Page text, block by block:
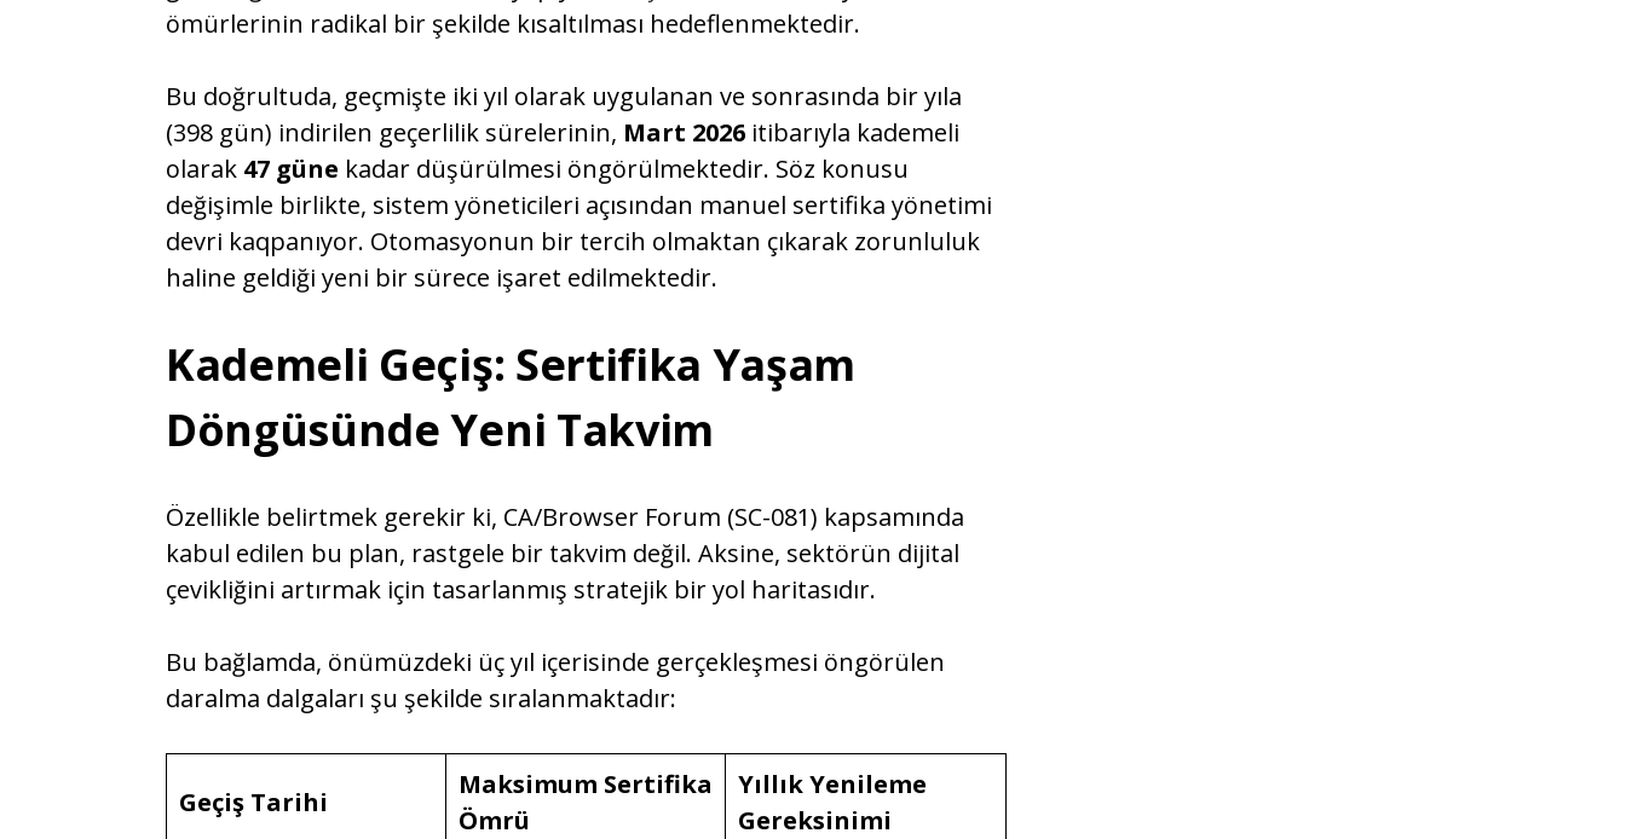
ömürlerinin radikal bir şekilde kısaltılması hedeflenmektedir.
Bu doğrultuda, geçmişte iki yıl olarak uygulanan ve sonrasında bir yıla
(398 gün) indirilen geçerlilik sürelerinin, Mart 2026 itibarıyla kademeli
olarak 47 güne kadar düşürülmesi öngörülmektedir. Söz konusu
değişimle birlikte, sistem yöneticileri açısından manuel sertifika yönetimi
devri kaqpanıyor. Otomasyonun bir tercih olmaktan çıkarak zorunluluk
haline geldiği yeni bir sürece işaret edilmektedir.
Kademeli Geçiş: Sertifika Yaşam
Döngüsünde Yeni Takvim
Özellikle belirtmek gerekir ki, CA/Browser Forum (SC-081) kapsamında
kabul edilen bu plan, rastgele bir takvim değil. Aksine, sektörün dijital
çevikliğini artırmak için tasarlanmış stratejik bir yol haritasıdır.
Bu bağlamda, önümüzdeki üç yıl içerisinde gerçekleşmesi öngörülen
daralma dalgaları şu şekilde sıralanmaktadır:
Geçiş Tarihi
Maksimum Sertifika
Ömrü
Yıllık Yenileme
Gereksinimi